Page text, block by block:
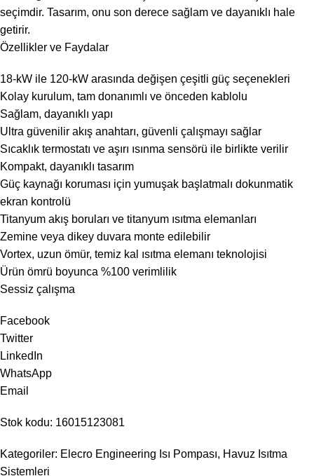
seçimdir. Tasarım, onu son derece sağlam ve dayanıklı hale
getirir.
Özellikler ve Faydalar
18-kW ile 120-kW arasında değişen çeşitli güç seçenekleri
Kolay kurulum, tam donanımlı ve önceden kablolu
Sağlam, dayanıklı yapı
Ultra güvenilir akış anahtarı, güvenli çalışmayı sağlar
Sıcaklık termostatı ve aşırı ısınma sensörü ile birlikte verilir
Kompakt, dayanıklı tasarım
Güç kaynağı koruması için yumuşak başlatmalı dokunmatik
ekran kontrolü
Titanyum akış boruları ve titanyum ısıtma elemanları
Zemine veya dikey duvara monte edilebilir
Vortex, uzun ömür, temiz kal ısıtma elemanı teknolojisi
Ürün ömrü boyunca %100 verimlilik
Sessiz çalışma
Facebook
Twitter
LinkedIn
WhatsApp
Email
Stok kodu: 16015123081
Kategoriler: Elecro Engineering Isı Pompası, Havuz Isıtma
Sistemleri